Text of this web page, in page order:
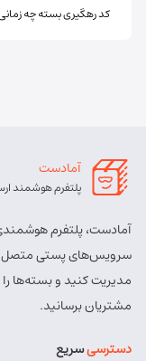
کد رهگیری بسته چه
آمادست
پلتفرم هوشمند
آمادست، پلتفرم
سرویس‌های پستی متصل
مدیریت کنید و بسته‌ها
مشتریان برسانید.
دسترسیسریع